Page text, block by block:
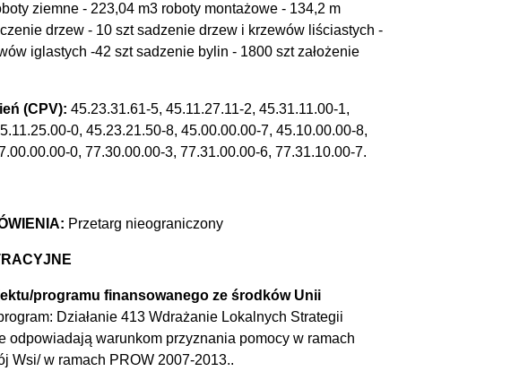
ziemne - 223,04 m3 roboty montażowe - 134,2 m
drzew - 10 szt sadzenie drzew i krzewów liściastych -
iglastych -42 szt sadzenie bylin - 1800 szt założenie
(CPV): 45.23.31.61-5, 45.11.27.11-2, 45.31.11.00-1,
0, 45.23.21.50-8, 45.00.00.00-7, 45.10.00.00-8,
0, 77.30.00.00-3, 77.31.00.00-6, 77.31.10.00-7.
Przetarg nieograniczony
programu finansowanego ze środków Unii
Działanie 413 Wdrażanie Lokalnych Strategii
odpowiadają warunkom przyznania pomocy w ramach
Wsi/ w ramach PROW 2007-2013..